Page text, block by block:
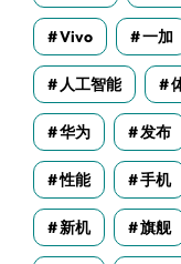
Vivo 一加
人工智能
华为 发布
性能 手机
新机 旗舰